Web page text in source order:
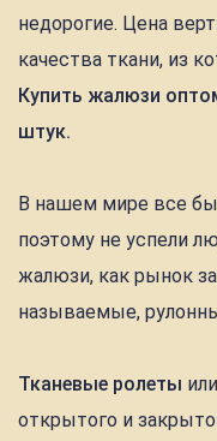
недорогие. Цена
качества ткани, из
Купить жалюзи
штук.
В нашем мире все
поэтому не успели
жалюзи, как рынок
называемые,
Тканевые ролеты или
открытого и